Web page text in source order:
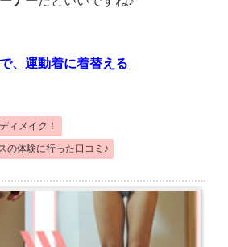
、運動着に着替える
ィメイク！
の体験に行った口コミ♪